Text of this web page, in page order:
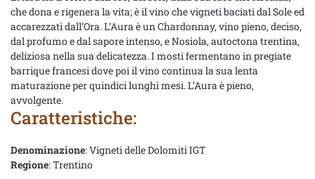
che dona e rigenera la vita; è il vino che vigneti baciati dal Sole ed
accarezzati dall’Ora. L’Aura è un Chardonnay, vino pieno, deciso,
dal profumo e dal sapore intenso, e Nosiola, autoctona trentina,
deliziosa nella sua delicatezza. I mosti fermentano in pregiate
barrique francesi dove poi il vino continua la sua lenta
maturazione per quindici lunghi mesi. L’Aura è pieno,
avvolgente.
Caratteristiche:
Denominazione: Vigneti delle Dolomiti IGT
Regione: Trentino